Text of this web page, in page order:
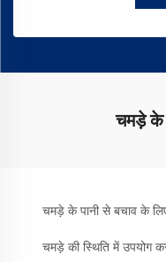
चमड़े के
चमड़े के पानी से बचाव के
चमड़े की स्थिति में उपयोग